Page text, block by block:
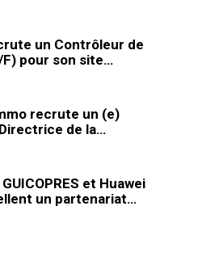
un Contrôleur de
pour son site…
recrute un (e)
de la…
et Huawei
un partenariat…